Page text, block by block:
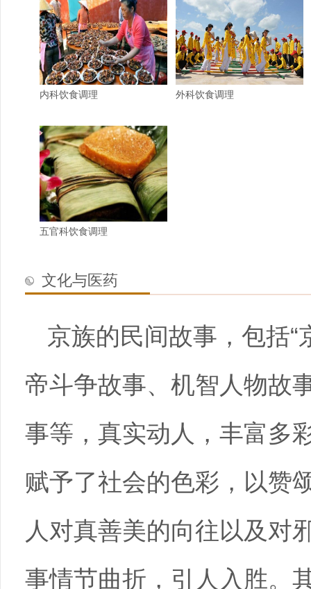
内科饮食调理 外科饮食调理
五官科饮食调理
文化与医药
京族的民间故事，包括“
帝斗争故事、机智人物故
事等，真实动人，丰富多
赋予了社会的色彩，以赞
人对真善美的向往以及对
事情节曲折，引人入胜。